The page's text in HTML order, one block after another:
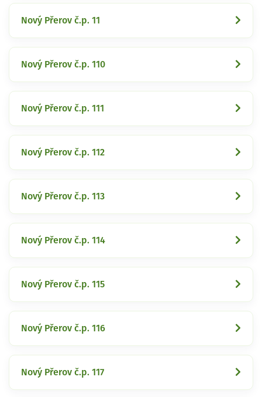
Nový Přerov č.p. 11
Nový Přerov č.p. 110
Nový Přerov č.p. 111
Nový Přerov č.p. 112
Nový Přerov č.p. 113
Nový Přerov č.p. 114
Nový Přerov č.p. 115
Nový Přerov č.p. 116
Nový Přerov č.p. 117